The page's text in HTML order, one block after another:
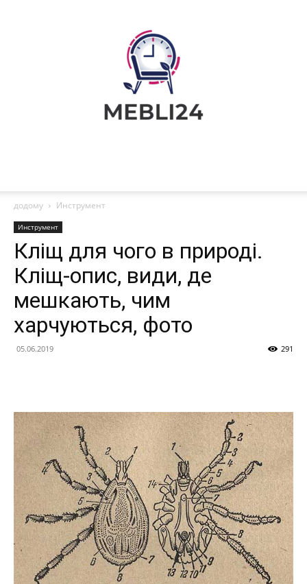
з
домашнього
будівництва
та
садівництва
додому Инструмент
Инструмент
Кліщ для чого в природі.
Кліщ-опис, види, де
мешкають, чим
харчуються, фото
05.06.2019 291